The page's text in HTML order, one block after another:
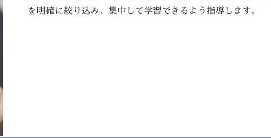
を明確に絞り込み、集中して学習できるよう指導します。